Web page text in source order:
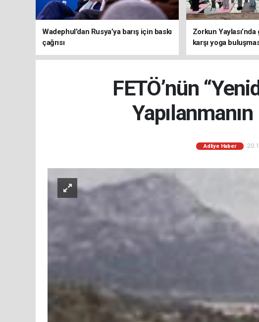
Wadephul’dan Rusya’ya barış için baskı
çağrısı
Zorkun Yaylası’nda
karşı yoga
FETÖ’nün
Adliye Haber